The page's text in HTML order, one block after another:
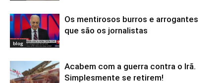
blog
Os mentirosos burros e arrogantes
que são os jornalistas
Acabem com a guerra contra o Irã.
Simplesmente se retirem!